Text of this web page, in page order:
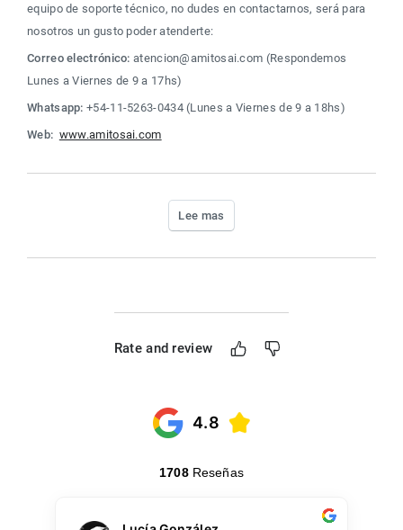
equipo de soporte técnico, no dudes en contactarnos, será para
nosotros un gusto poder atenderte:
Correo electrónico: atencion@amitosai.com (Respondemos
Lunes a Viernes de 9 a 17hs)
Whatsapp: +54-11-5263-0434 (Lunes a Viernes de 9 a 18hs)
Web: www.amitosai.com
Lee mas
Rate and review